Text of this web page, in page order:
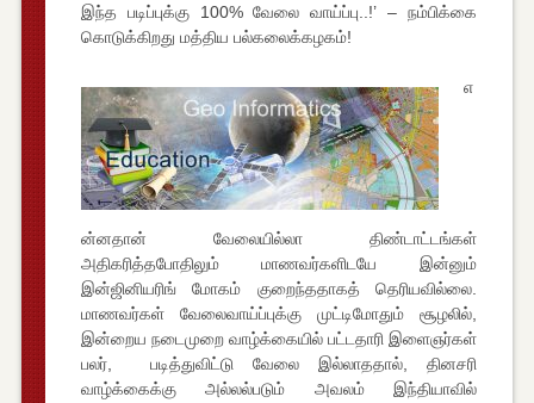
இந்த படிப்புக்கு 100% வேலை வாய்ப்பு..!’ – நம்பிக்கை
கொடுக்கிறது மத்திய பல்கலைக்கழகம்!
எ
ன்னதான் வேலையில்லா திண்டாட்டங்கள்
அதிகரித்தபோதிலும் மாணவர்களிடயே இன்னும்
இன்ஜினியரிங் மோகம் குறைந்ததாகத் தெரியவில்லை.
மாணவர்கள் வேலைவாய்ப்புக்கு முட்டிமோதும் சூழலில்,
இன்றைய நடைமுறை வாழ்க்கையில் பட்டதாரி இளைஞர்கள்
பலர், படித்துவிட்டு வேலை இல்லாததால், தினசரி
வாழ்க்கைக்கு அல்லல்படும் அவலம் இந்தியாவில்